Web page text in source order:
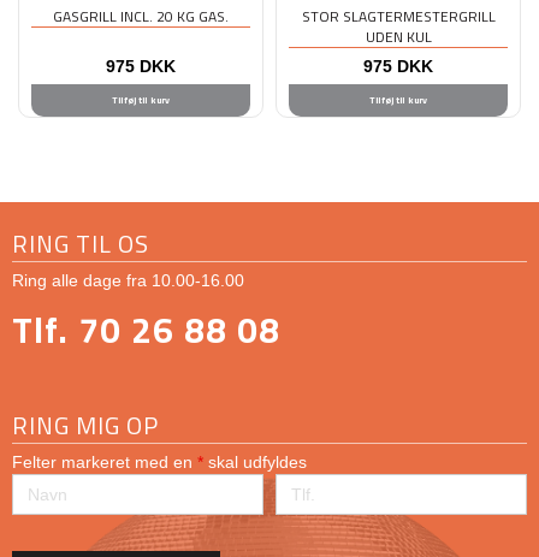
GASGRILL INCL. 20 KG GAS.
975 DKK
Tilføj til kurv
STOR SLAGTERMESTERGRILL
UDEN KUL
975 DKK
Tilføj til kurv
RING TIL OS
Ring alle dage fra 10.00-16.00
Tlf. 70 26 88 08
RING MIG OP
Felter markeret med en * skal udfyldes